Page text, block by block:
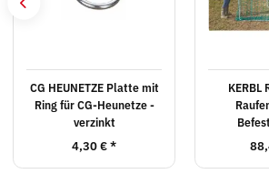
CG HEUNETZE Platte mit
Ring für CG-Heunetze -
verzinkt
4,30 €*
KERBL